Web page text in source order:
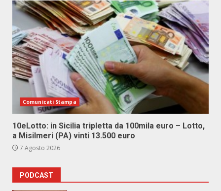
Comunicati Stampa
10eLotto: in Sicilia tripletta da 100mila euro – Lotto,
a Misilmeri (PA) vinti 13.500 euro
7 Agosto 2026
PODCAST